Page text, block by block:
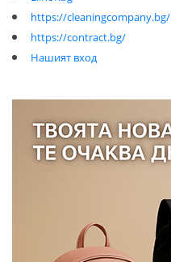
https://cleaningcompany.bg/
https://contract.bg/
Нашият вход